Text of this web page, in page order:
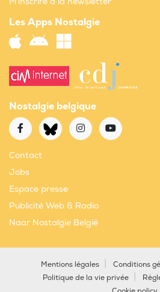
Les Apps Nostalgie
Nostalgie belgique
Contact
Jobs
Espace presse
Publicité Web & Radio
Naar Nostalgie België
Mentions légales
Conditions
Politique de la vie privée